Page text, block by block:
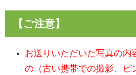
【ご注意】
お送りいただいた写真の内
の（古い携帯での撮影、ピ